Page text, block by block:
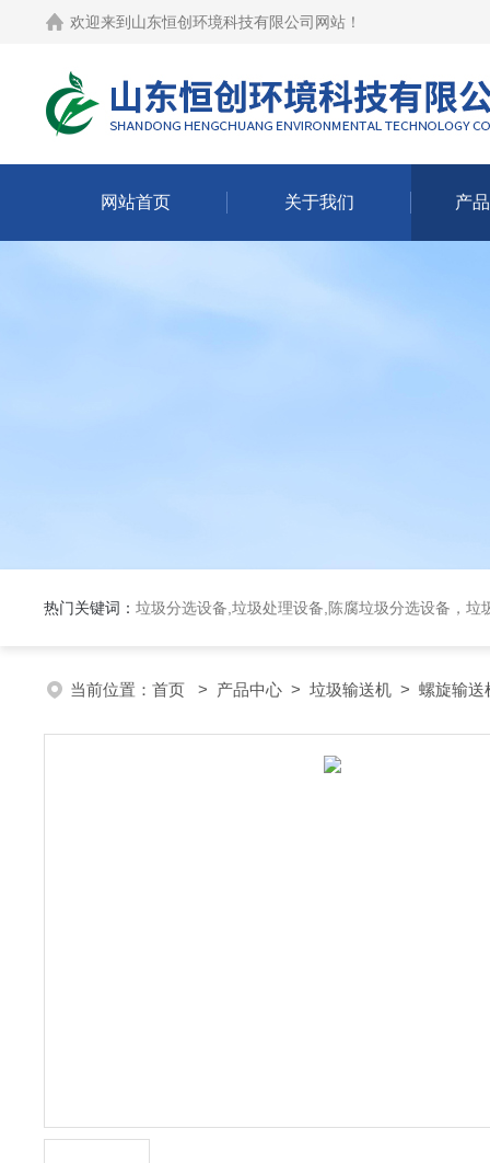
欢迎来到 山东恒创环境科技有限公司网站 ！
网站首页 关于我们 产
热门关键词： 垃圾分选设备,垃圾处理设备,陈腐垃圾分选设备，垃
当前位置： 首页 > 产品中心 > 垃圾输送机 > 螺旋输送